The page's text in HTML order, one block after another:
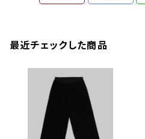
最近チェックした商品